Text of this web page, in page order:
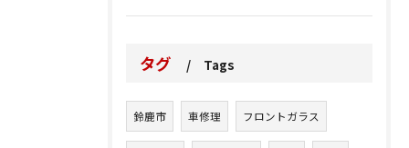
タグ Tags
鈴鹿市 車修理 フロントガラス